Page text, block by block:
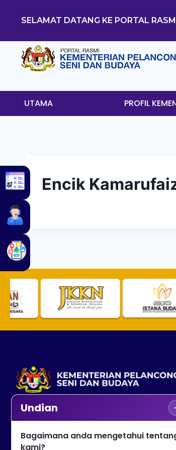
SELAMAT DATANG KE PORTAL
UTAMA PROFIL
Encik
No. 2, Menara 1, Jalan P5/6, Presint 5,
+603 8000 8000
Undian
Bagaimana anda mengetahui
kami?